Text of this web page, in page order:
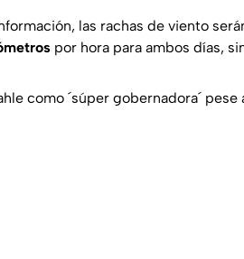
las rachas de viento
por hora para ambos días,
como ´súper gobernadora´